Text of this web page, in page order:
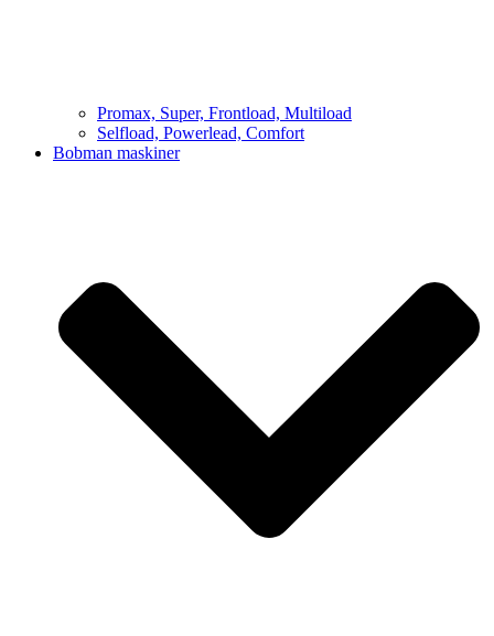
Promax, Super, Frontload, Multiload
Selfload, Powerlead, Comfort
Bobman maskiner